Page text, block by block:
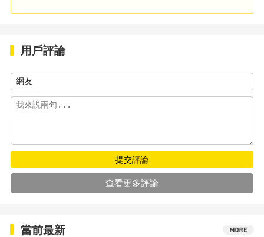
用戶評論
提交評論
查看更多評論
當前最新